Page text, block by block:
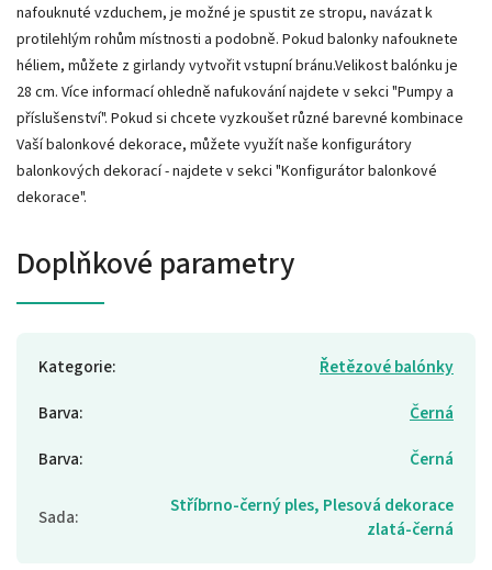
nafouknuté vzduchem, je možné je spustit ze stropu, navázat k
protilehlým rohům místnosti a podobně. Pokud balonky nafouknete
héliem, můžete z girlandy vytvořit vstupní bránu.Velikost balónku je
28 cm. Více informací ohledně nafukování najdete v sekci "Pumpy a
příslušenství". Pokud si chcete vyzkoušet různé barevné kombinace
Vaší balonkové dekorace, můžete využít naše konfigurátory
balonkových dekorací - najdete v sekci "Konfigurátor balonkové
dekorace".
Doplňkové parametry
Kategorie:
Řetězové balónky
Barva:
Černá
Barva: Černá
Sada:
Stříbrno-černý ples, Plesová dekorace
zlatá-černá